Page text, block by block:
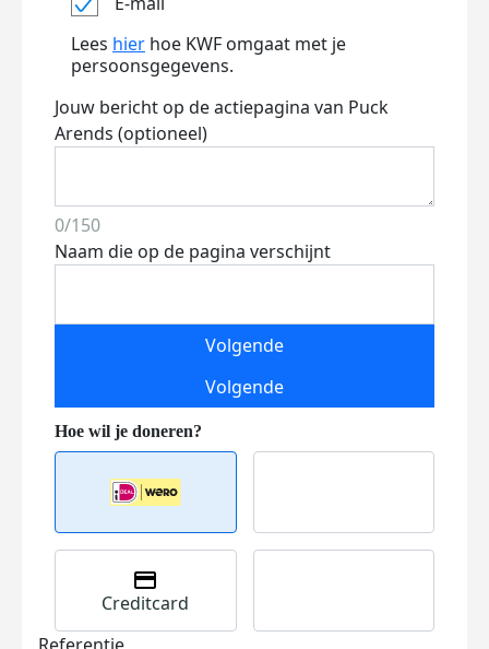
Lees hier hoe KWF omgaat met je
persoonsgegevens.
Jouw bericht op de actiepagina van Puck
Arends (optioneel)
0/150
Naam die op de pagina verschijnt
Volgende
Volgende
Creditcard